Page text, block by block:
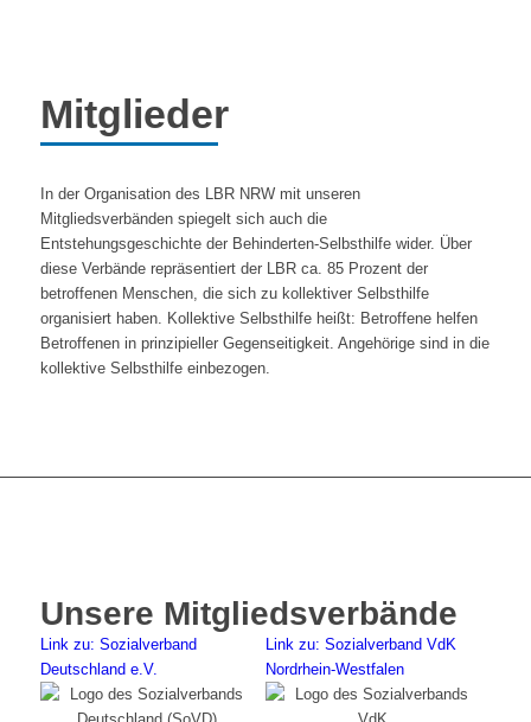
Mitglieder
In der Organisation des LBR NRW mit unseren
Mitgliedsverbänden spiegelt sich auch die
Entstehungsgeschichte der Behinderten-Selbsthilfe wider. Über
diese Verbände repräsentiert der LBR ca. 85 Prozent der
betroffenen Menschen, die sich zu kollektiver Selbsthilfe
organisiert haben. Kollektive Selbsthilfe heißt: Betroffene helfen
Betroffenen in prinzipieller Gegenseitigkeit. Angehörige sind in die
kollektive Selbsthilfe einbezogen.
Unsere Mitgliedsverbände
Link zu: Sozialverband
Deutschland e.V.
Link zu: Sozialverband VdK
Nordrhein-Westfalen